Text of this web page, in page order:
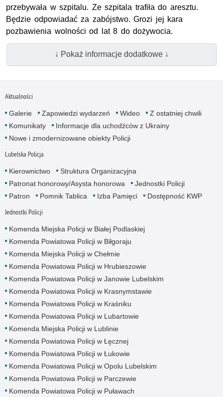
przebywała w szpitalu. Ze szpitala trafiła do aresztu.
Będzie odpowiadać za zabójstwo. Grozi jej kara
pozbawienia wolności od lat 8 do dożywocia.
↓ Pokaż informacje dodatkowe ↓
Aktualności
Galerie Zapowiedzi wydarzeń Wideo
Z ostatniej chwili
Komunikaty
Informacje dla uchodźców z Ukrainy
Nowe i zmodernizowane obiekty Policji
Lubelska Policja
Kierownictwo
Struktura Organizacyjna
Patronat honorowy/Asysta honorowa
Jednostki Policji
Patron
Pomnik Tablica Izba Pamięci Dostępność KWP
Jednostki Policji
Komenda Miejska Policji w Białej Podlaskiej
Komenda Powiatowa Policji w Biłgoraju
Komenda Miejska Policji w Chełmie
Komenda Powiatowa Policji w Hrubieszowie
Komenda Powiatowa Policji w Janowie Lubelskim
Komenda Powiatowa Policji w Krasnymstawie
Komenda Powiatowa Policji w Kraśniku
Komenda Powiatowa Policji w Lubartowie
Komenda Miejska Policji w Lublinie
Komenda Powiatowa Policji w Łęcznej
Komenda Powiatowa Policji w Łukowie
Komenda Powiatowa Policji w Opolu Lubelskim
Komenda Powiatowa Policji w Parczewie
Komenda Powiatowa Policji w Puławach